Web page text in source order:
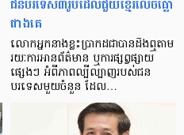
ជន​បរទេស​៣​រូប​ដែល​ជួយ​ខ្មែរ​លេច​ធ្លោ​
ជាង​គេ
លោកអ្នក​នាង​ខ្លះ​ប្រាកដ​ជា​បាន​​ដឹង​ឮ​តាម​
រយៈ​ការ​អាន​ព័ត៌មាន ឬ​ការ​ផ្សព្វផ្សាយ​
ផ្សេងៗ អំពី​ភាព​ល្បីល្បាញ​របស់​ជន​
បរទេស​មួយ​ចំនួន ដែល…